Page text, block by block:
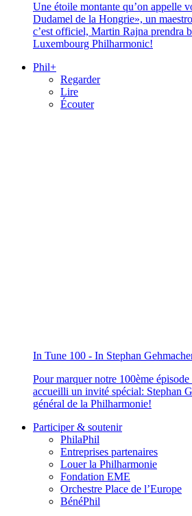
Une étoile montante qu’on appelle
Dudamel de la Hongrie», un
c’est officiel, Martin Rajna prendra
Luxembourg Philharmonic!
Phil+
Regarder
Lire
Écouter
In Tune 100 - In Stephan
Pour marquer notre 100ème
accueilli un invité spécial: Stephan
général de la Philharmonie!
Participer & soutenir
PhilaPhil
Entreprises partenaires
Louer la Philharmonie
Fondation EME
Orchestre Place de l’Europe
BénéPhil